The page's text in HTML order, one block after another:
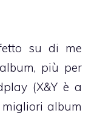
su di me
più per
(X&Y è a
album